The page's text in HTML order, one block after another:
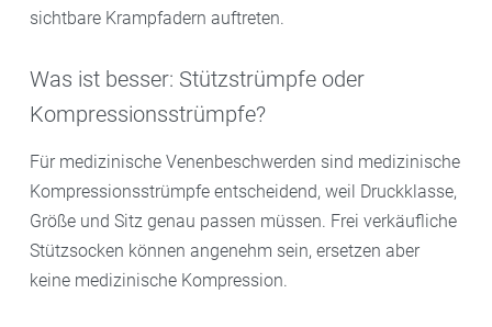
sichtbare Krampfadern auftreten.
Was ist besser: Stützstrümpfe oder
Kompressionsstrümpfe?
Für medizinische Venenbeschwerden sind medizinische
Kompressionsstrümpfe entscheidend, weil Druckklasse,
Größe und Sitz genau passen müssen. Frei verkäufliche
Stützsocken können angenehm sein, ersetzen aber
keine medizinische Kompression.